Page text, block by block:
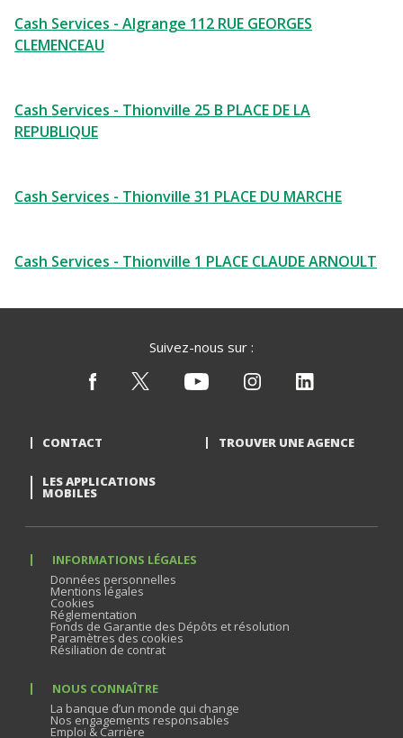
Cash Services - Algrange 112 RUE GEORGES
CLEMENCEAU
Cash Services - Thionville 25 B PLACE DE LA
REPUBLIQUE
Cash Services - Thionville 31 PLACE DU MARCHE
Cash Services - Thionville 1 PLACE CLAUDE ARNOULT
Suivez-nous sur :
CONTACT TROUVER UNE AGENCE
LES APPLICATIONS
MOBILES
INFORMATIONS LÉGALES
Données personnelles
Mentions légales
Cookies
Réglementation
Fonds de Garantie des Dépôts et résolution
Paramètres des cookies
Résiliation de contrat
NOUS CONNAÎTRE
La banque d’un monde qui change
Nos engagements responsables
Emploi & Carrière